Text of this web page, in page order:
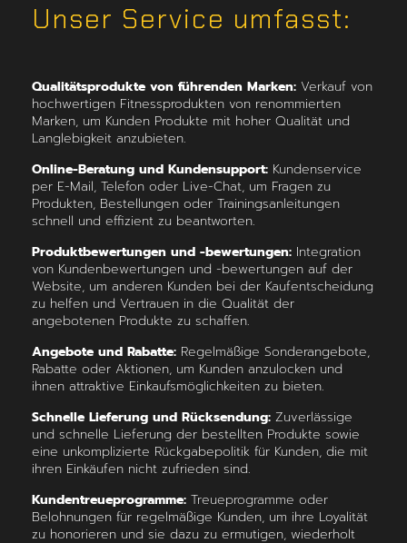
Unser Service umfasst:
Qualitätsprodukte von führenden Marken: Verkauf von
hochwertigen Fitnessprodukten von renommierten
Marken, um Kunden Produkte mit hoher Qualität und
Langlebigkeit anzubieten.
Online-Beratung und Kundensupport: Kundenservice
per E-Mail, Telefon oder Live-Chat, um Fragen zu
Produkten, Bestellungen oder Trainingsanleitungen
schnell und effizient zu beantworten.
Produktbewertungen und -bewertungen: Integration
von Kundenbewertungen und -bewertungen auf der
Website, um anderen Kunden bei der Kaufentscheidung
zu helfen und Vertrauen in die Qualität der
angebotenen Produkte zu schaffen.
Angebote und Rabatte: Regelmäßige Sonderangebote,
Rabatte oder Aktionen, um Kunden anzulocken und
ihnen attraktive Einkaufsmöglichkeiten zu bieten.
Schnelle Lieferung und Rücksendung: Zuverlässige
und schnelle Lieferung der bestellten Produkte sowie
eine unkomplizierte Rückgabepolitik für Kunden, die mit
ihren Einkäufen nicht zufrieden sind.
Kundentreueprogramme: Treueprogramme oder
Belohnungen für regelmäßige Kunden, um ihre Loyalität
zu honorieren und sie dazu zu ermutigen, wiederholt